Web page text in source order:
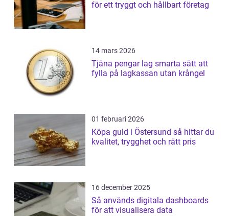
för ett tryggt och hållbart företag
14 mars 2026
Tjäna pengar lag smarta sätt att
fylla på lagkassan utan krångel
01 februari 2026
Köpa guld i Östersund så hittar du
kvalitet, trygghet och rätt pris
16 december 2025
Så används digitala dashboards
för att visualisera data